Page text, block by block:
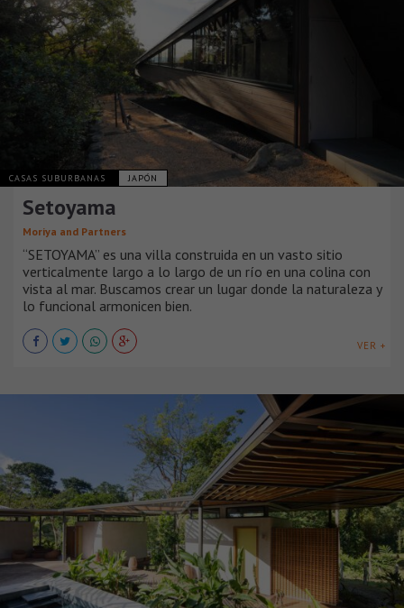
CASAS SUBURBANAS JAPÓN
Setoyama
Moriya and Partners
“SETOYAMA” es una villa construida en un vasto sitio
verticalmente largo a lo largo de un río en una colina con
vista al mar. Buscamos crear un lugar donde la naturaleza y
lo funcional armonicen bien.
VER +